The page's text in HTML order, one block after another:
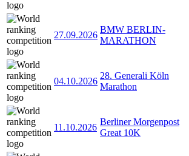
27.09.2026
BMW BERLIN-
MARATHON
04.10.2026
28. Generali Köln
Marathon
11.10.2026
Berliner Morgenpost
Great 10K